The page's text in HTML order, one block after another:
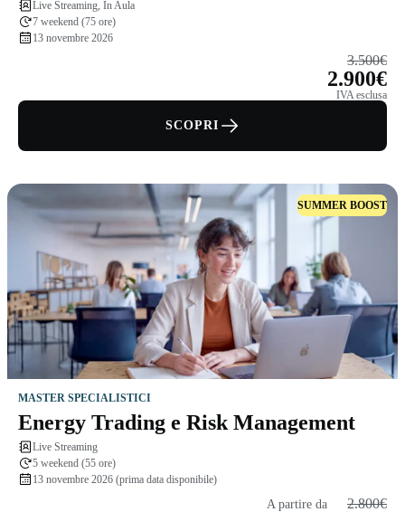
Live Streaming, In Aula
7 weekend (75 ore)
13 novembre 2026
3.500€
2.900€
IVA esclusa
SCOPRI
SUMMER BOOST
MASTER SPECIALISTICI
Energy Trading e Risk Management
Live Streaming
5 weekend (55 ore)
13 novembre 2026 (prima data disponibile)
A partire da 2.800€